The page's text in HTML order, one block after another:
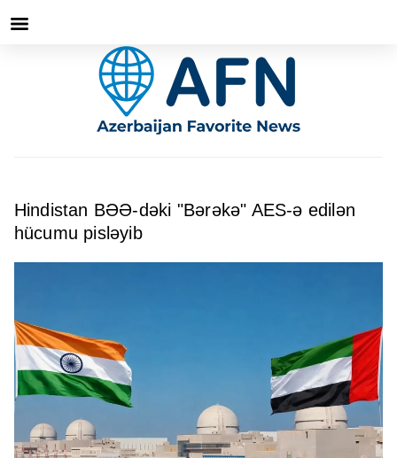
Hindistan BƏƏ-dəki "Bərəkə" AES-ə edilən
hücumu pisləyib